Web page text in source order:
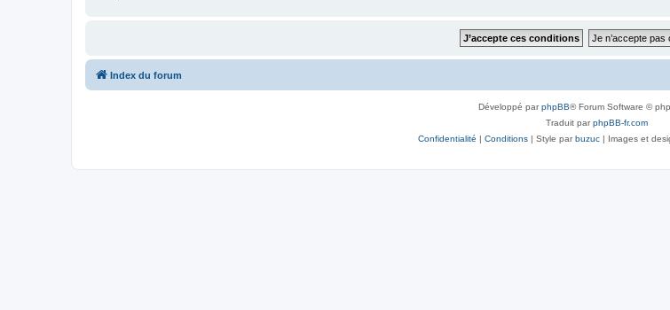
Index du forum
Développé parphpBB® Forum Software ©
Traduit parphpBB-fr.com
Confidentialité | Conditions| Style parbuzuc| Images et